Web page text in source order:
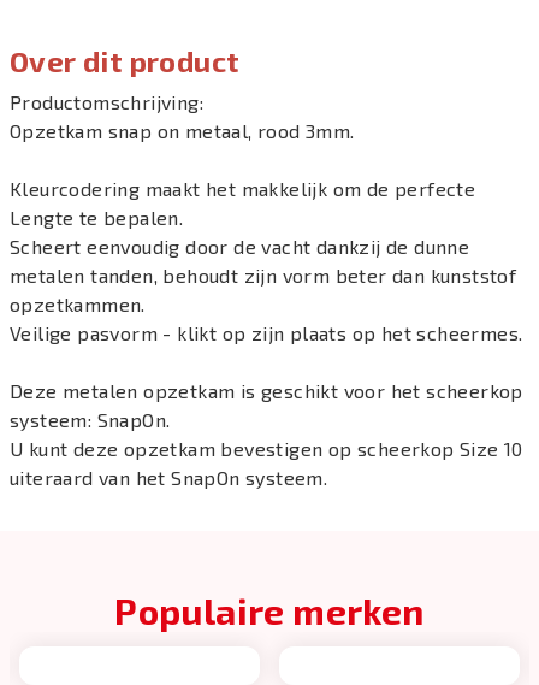
Over dit product
Productomschrijving:
Opzetkam snap on metaal, rood 3mm.
Kleurcodering maakt het makkelijk om de perfecte
Lengte te bepalen.
Scheert eenvoudig door de vacht dankzij de dunne
metalen tanden, behoudt zijn vorm beter dan kunststof
opzetkammen.
Veilige pasvorm - klikt op zijn plaats op het scheermes.
Deze metalen opzetkam is geschikt voor het scheerkop
systeem: SnapOn.
U kunt deze opzetkam bevestigen op scheerkop Size 10
uiteraard van het SnapOn systeem.
Populaire merken